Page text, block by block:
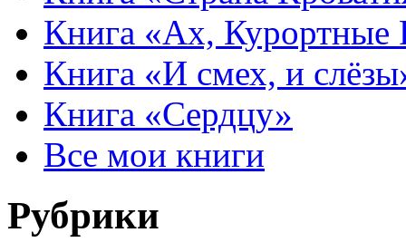
Книга «Ах,
Книга «И смех, и
Книга «Сердцу»
Все мои книги
Рубрики